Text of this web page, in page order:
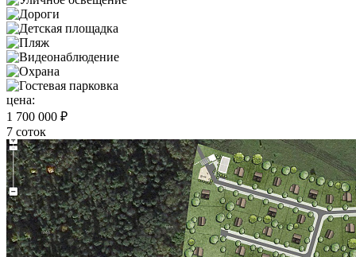
цена:
1 700 000 ₽
7 соток